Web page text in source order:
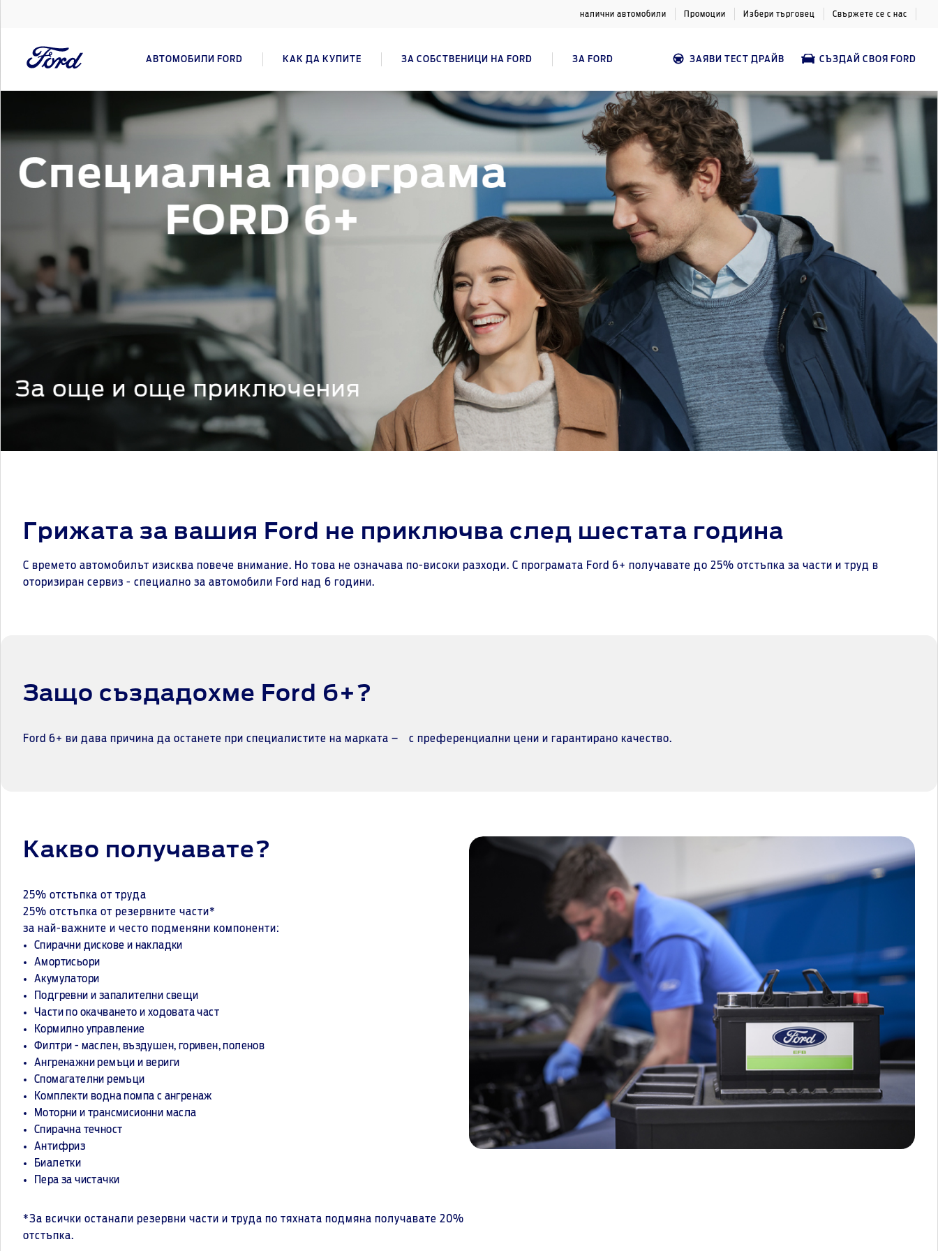
налични автомобили Промоции Избери търговец Свържете се с нас
АВТОМОБИЛИ FORD КАК ДА КУПИТЕ ЗА СОБСТВЕНИЦИ НА FORD ЗА FORD ЗАЯВИ ТЕСТ ДРАЙВ СЪЗДАЙ СВОЯ FORD
Грижата за вашия Ford не приключва след шестата година
С времето автомобилът изисква повече внимание. Но това не означава по-високи разходи. С програмата Ford 6+ получавате до 25% отстъпка за части и труд в
оторизиран сервиз - специално за автомобили Ford над 6 години.
Защо създадохме Ford 6+?
Ford 6+ ви дава причина да останете при специалистите на марката – с преференциални цени и гарантирано качество.
Какво получавате?
25% отстъпка от труда
25% отстъпка от резервните части*
за най-важните и често подменяни компоненти:
Спирачни дискове и накладки
Амортисьори
Акумулатори
Подгревни и запалителни свещи
Части по окачването и ходовата част
Кормилно управление
Филтри - маслен, въздушен, горивен, поленов
Ангренажни ремъци и вериги
Спомагателни ремъци
Комплекти водна помпа с ангренаж
Моторни и трансмисионни масла
Спирачна течност
Антифриз
Биалетки
Пера за чистачки
*За всички останали резервни части и труда по тяхната подмяна получавате 20%
отстъпка.